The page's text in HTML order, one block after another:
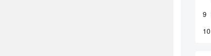
9
10